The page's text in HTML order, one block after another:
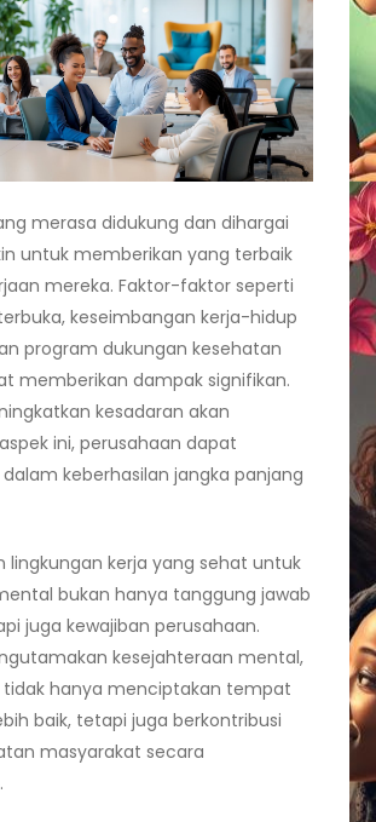
merasa didukung dan dihargai
untuk memberikan yang terbaik
mereka. Faktor-faktor seperti
keseimbangan kerja-hidup
program dukungan kesehatan
memberikan dampak signifikan.
kesadaran akan
ini, perusahaan dapat
keberhasilan jangka panjang
lingkungan kerja yang sehat untuk
bukan hanya tanggung jawab
juga kewajiban perusahaan.
kesejahteraan mental,
tidak hanya menciptakan tempat
baik, tetapi juga berkontribusi
masyarakat secara